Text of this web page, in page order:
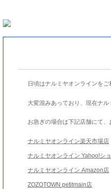
日頃はナルミヤオンラインを
大変混みあっており、現在ナ
お急ぎの場合は下記店舗にて、
ナルミヤオンライン楽天市場店
ナルミヤオンライン Yahoo!シ
ナルミヤオンライン Amazon店
ZOZOTOWN petitmain店